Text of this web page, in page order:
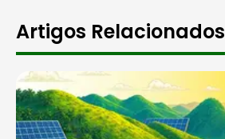
Artigos Relacionados